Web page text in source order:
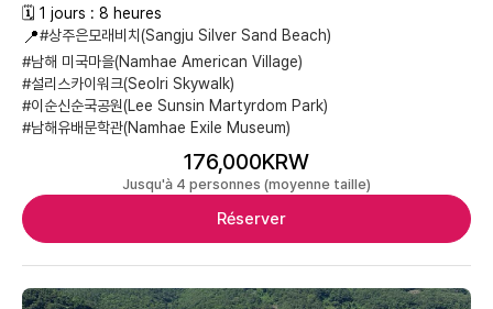
🗓 1 jours : 8 heures
📍#상주은모래비치(Sangju Silver Sand Beach)
#남해 미국마을(Namhae American Village)
#설리스카이워크(Seolri Skywalk)
#이순신순국공원(Lee Sunsin Martyrdom Park)
#남해유배문학관(Namhae Exile Museum)
176,000KRW
Jusqu'à 4 personnes (moyenne taille)
Réserver